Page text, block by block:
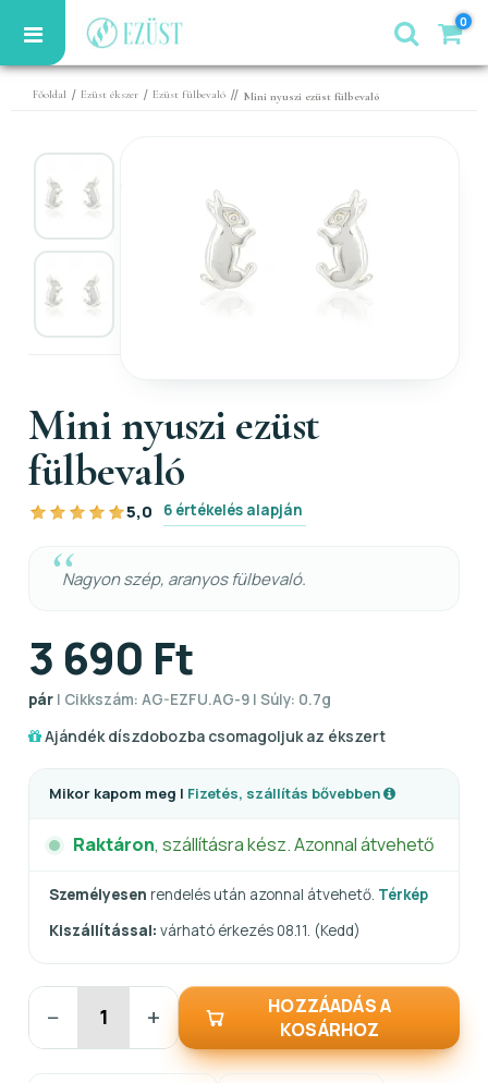
0
Főoldal / Ezüst ékszer / Ezüst fülbevaló // Mini nyuszi ezüst fülbevaló
Mini nyuszi ezüst
fülbevaló
5,0 6 értékelés alapján
Nagyon szép, aranyos fülbevaló.
3 690 Ft
pár | Cikkszám: AG-EZFU.AG-9 | Súly: 0.7g
Ajándék díszdobozba csomagoljuk az ékszert
Mikor kapom meg | Fizetés, szállítás bővebben
Raktáron, szállításra kész. Azonnal átvehető
Személyesen rendelés után azonnal átvehető. Térkép
Kiszállítással: várható érkezés 08.11. (Kedd)
− +
HOZZÁADÁS A
KOSÁRHOZ